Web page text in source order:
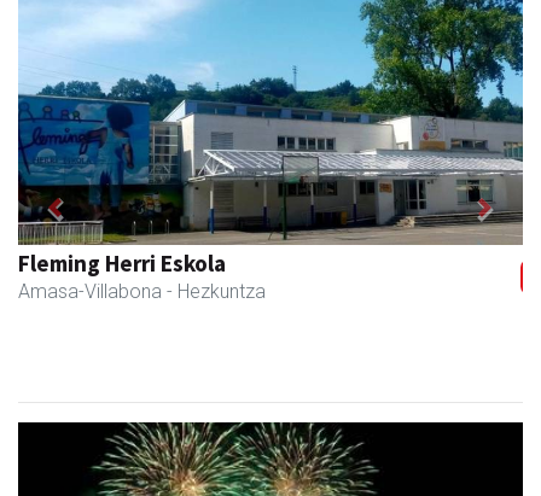
Amasa kafetegia
Amasa-Villabona - Gozotegiak
Previous Next